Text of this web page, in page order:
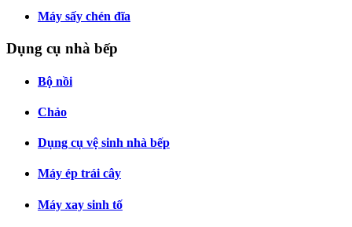
Máy sấy chén đĩa
Dụng cụ nhà bếp
Bộ nồi
Chảo
Dụng cụ vệ sinh nhà bếp
Máy ép trái cây
Máy xay sinh tố